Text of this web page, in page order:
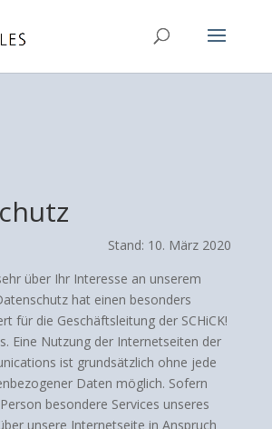
Stand: 10. März 2020
über Ihr Interesse an unserem
hat einen besonders
für die Geschäftsleitung der SCHiCK!
Eine Nutzung der Internetseiten der
ist grundsätzlich ohne jede
Daten möglich. Sofern
besondere Services unseres
unsere Internetseite in Anspruch